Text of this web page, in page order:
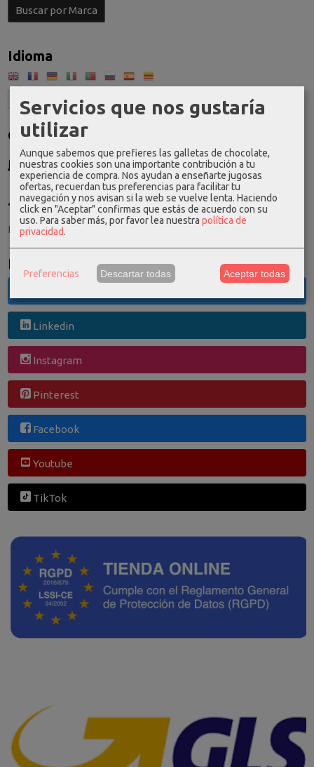
Idioma
Costes de Envío
GRATIS *
Consultar Destinos
Tu Carrito (0)
El carrito de la compra está vacío
Redes Sociales
Linkedin
Instagram
Pinterest
Facebook
Youtube
TikTok
Servicios que nos gustaría
utilizar
Aunque sabemos que prefieres las galletas de chocolate,
nuestras cookies son una importante contribución a tu
experiencia de compra. Nos ayudan a enseñarte jugosas
ofertas, recuerdan tus preferencias para facilitar tu
navegación y nos avisan si la web se vuelve lenta. Haciendo
click en "Aceptar" confirmas que estás de acuerdo con su
uso. Para saber más, por favor lea nuestra política de
privacidad.
Preferencias Descartar todas Aceptar todas